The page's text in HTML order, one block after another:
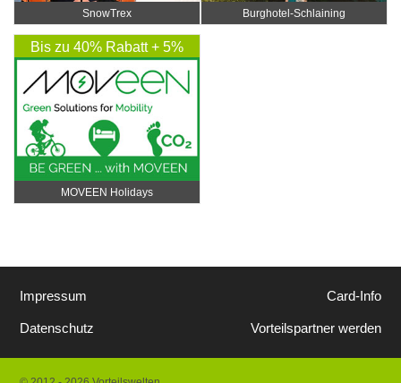
SnowTrex Burghotel-Schlaining
Bis zu 40% Rabatt + 5%
Rabatt Extra
MOVEEN Holidays
Impressum
Datenschutz
Card-Info
Vorteilspartner werden